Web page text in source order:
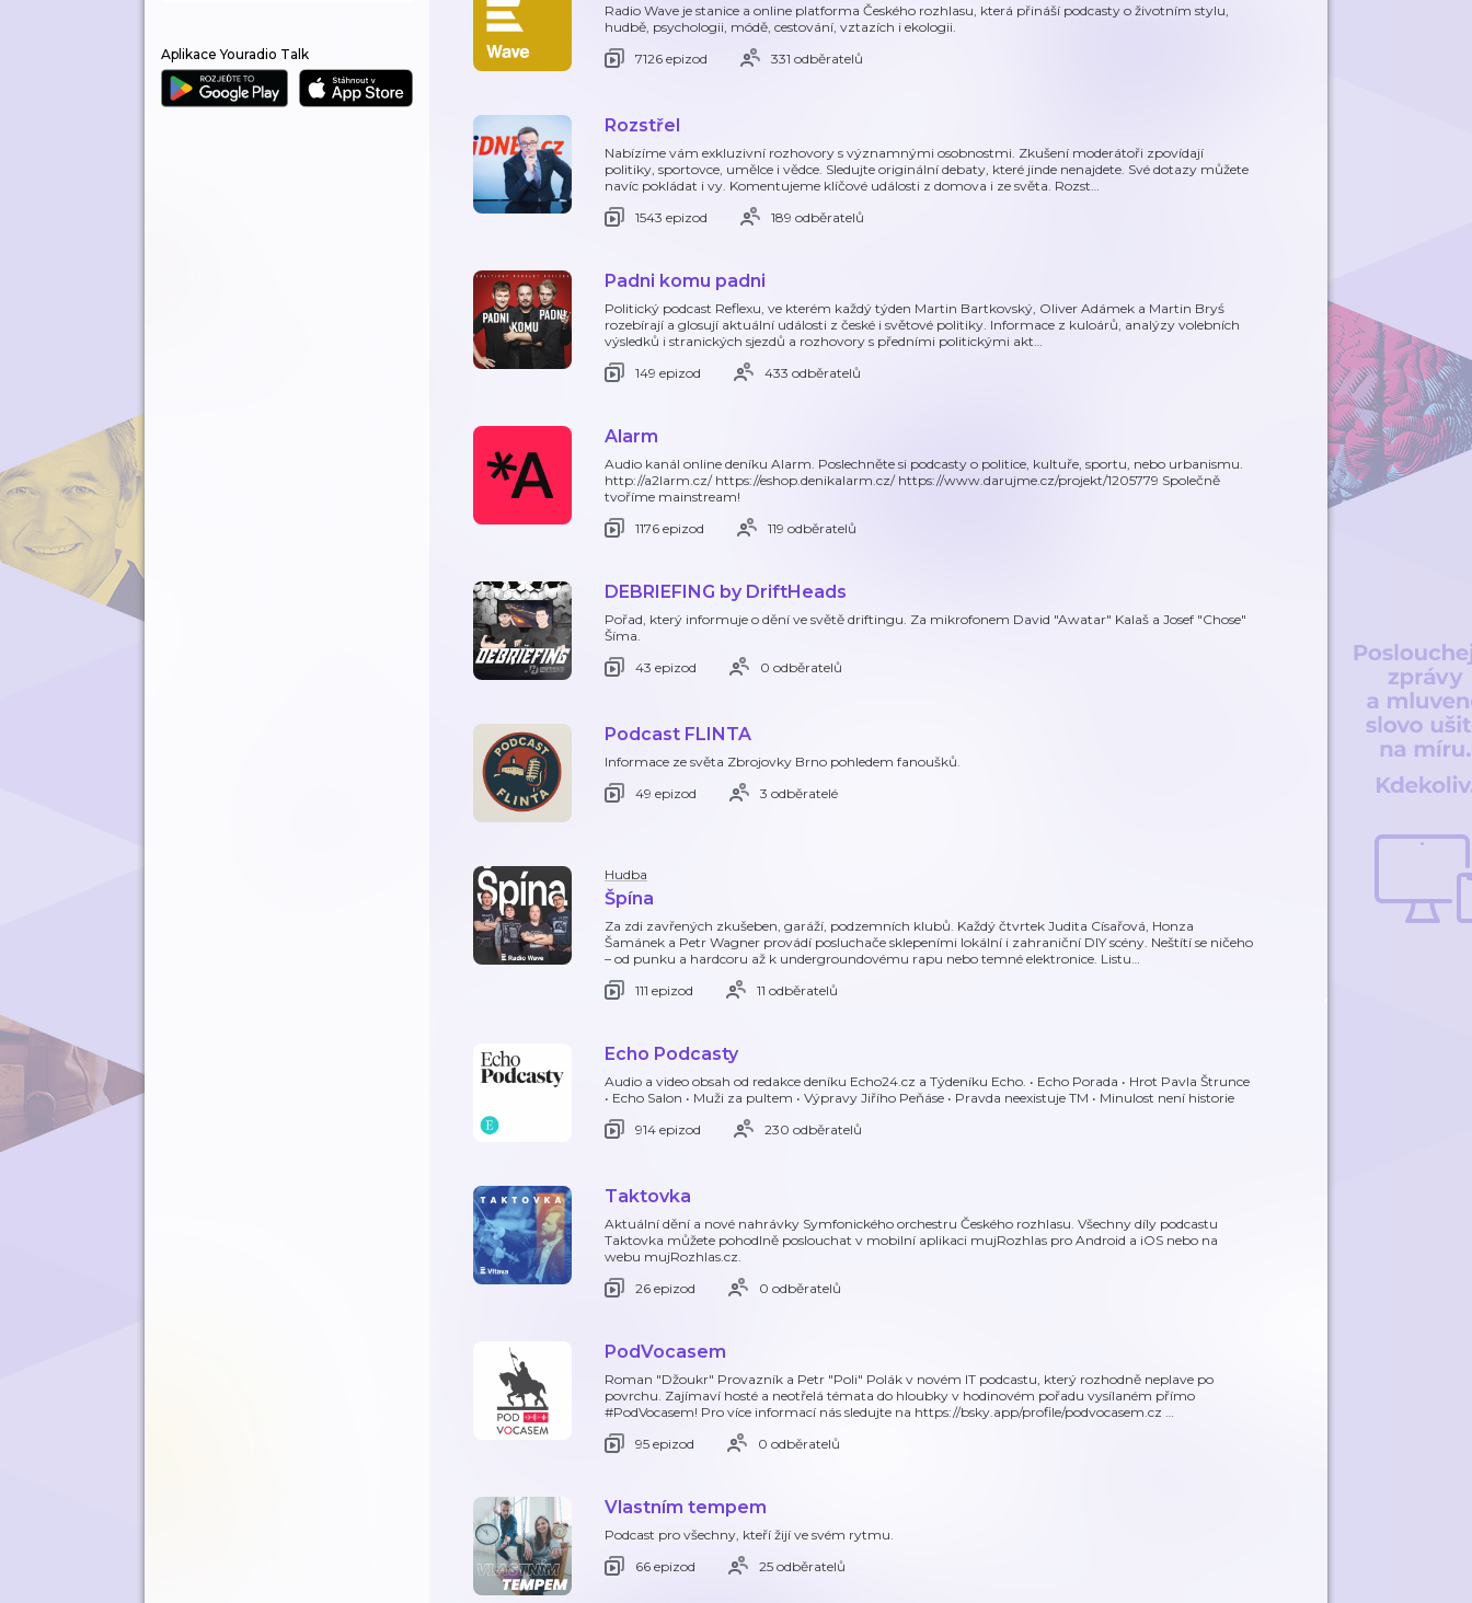
Aplikace Youradio Talk
Radio Wave je stanice a online platforma Českého rozhlasu, která přináší podcasty o životním stylu,
hudbě, psychologii, módě, cestování, vztazích i ekologii.
7126 epizod
331 odběratelů
Rozstřel
Nabízíme vám exkluzivní rozhovory s významnými osobnostmi. Zkušení moderátoři zpovídají
politiky, sportovce, umělce i vědce. Sledujte originální debaty, které jinde nenajdete. Své dotazy můžete
navíc pokládat i vy. Komentujeme klíčové události z domova i ze světa. Rozst…
1543 epizod
189 odběratelů
Padni komu padni
Politický podcast Reflexu, ve kterém každý týden Martin Bartkovský, Oliver Adámek a Martin Bryś
rozebírají a glosují aktuální události z české i světové politiky. Informace z kuloárů, analýzy volebních
výsledků i stranických sjezdů a rozhovory s předními politickými akt…
149 epizod
433 odběratelů
Alarm
Audio kanál online deníku Alarm. Poslechněte si podcasty o politice, kultuře, sportu, nebo urbanismu.
http://a2larm.cz/ https://eshop.denikalarm.cz/ https://www.darujme.cz/projekt/1205779 Společně
tvoříme mainstream!
1176 epizod
119 odběratelů
DEBRIEFING by DriftHeads
Pořad, který informuje o dění ve světě driftingu. Za mikrofonem David "Awatar" Kalaš a Josef "Chose"
Šíma.
43 epizod
0 odběratelů
Podcast FLINTA
Informace ze světa Zbrojovky Brno pohledem fanoušků.
49 epizod
3 odběratelé
Hudba
Špína
Za zdi zavřených zkušeben, garáží, podzemních klubů. Každý čtvrtek Judita Císařová, Honza
Šamánek a Petr Wagner provádí posluchače sklepeními lokální i zahraniční DIY scény. Neštítí se ničeho
– od punku a hardcoru až k undergroundovému rapu nebo temné elektronice. Listu…
111 epizod
11 odběratelů
Echo Podcasty
Audio a video obsah od redakce deníku Echo24.cz a Týdeníku Echo. • Echo Porada • Hrot Pavla Štrunce
• Echo Salon • Muži za pultem • Výpravy Jiřího Peňáse • Pravda neexistuje TM • Minulost není historie
914 epizod
230 odběratelů
Taktovka
Aktuální dění a nové nahrávky Symfonického orchestru Českého rozhlasu. Všechny díly podcastu
Taktovka můžete pohodlně poslouchat v mobilní aplikaci mujRozhlas pro Android a iOS nebo na
webu mujRozhlas.cz.
26 epizod
0 odběratelů
PodVocasem
Roman "Džoukr" Provazník a Petr "Poli" Polák v novém IT podcastu, který rozhodně neplave po
povrchu. Zajímaví hosté a neotřelá témata do hloubky v hodinovém pořadu vysílaném přímo
#PodVocasem! Pro více informací nás sledujte na https://bsky.app/profile/podvocasem.cz …
95 epizod
0 odběratelů
Vlastním tempem
Podcast pro všechny, kteří žijí ve svém rytmu.
66 epizod
25 odběratelů